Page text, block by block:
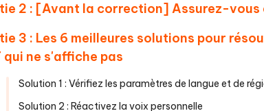
Android APP Cleanup Pro APP
Nettoyer l'iPhone avec AI
2 : [Avant la correction] Assurez-vous
3 : Les 6 meilleures solutions pour
qui ne s'affiche pas
Solution 1 : Vérifiez les paramètres de langue et de
Solution 2 : Réactivez la voix personnelle